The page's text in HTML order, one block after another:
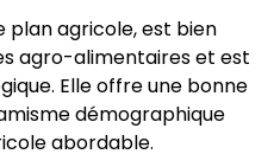
plan agricole, est bien
agro-alimentaires et est
Elle offre une bonne
démographique
abordable.